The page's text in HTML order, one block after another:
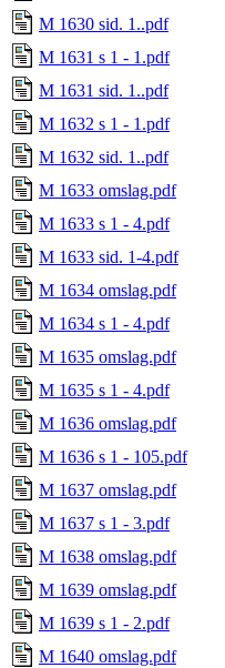
M 1630 sid. 1..pdf
M 1631 s 1 - 1.pdf
M 1631 sid. 1..pdf
M 1632 s 1 - 1.pdf
M 1632 sid. 1..pdf
M 1633 omslag.pdf
M 1633 s 1 - 4.pdf
M 1633 sid. 1-4.pdf
M 1634 omslag.pdf
M 1634 s 1 - 4.pdf
M 1635 omslag.pdf
M 1635 s 1 - 4.pdf
M 1636 omslag.pdf
M 1636 s 1 - 105.pdf
M 1637 omslag.pdf
M 1637 s 1 - 3.pdf
M 1638 omslag.pdf
M 1639 omslag.pdf
M 1639 s 1 - 2.pdf
M 1640 omslag.pdf